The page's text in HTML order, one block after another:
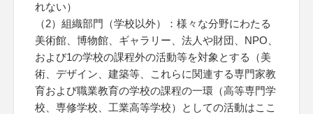
れない）
（2）組織部門（学校以外）：様々な分野にわたる
美術館、博物館、ギャラリー、法人や財団、NPO、
および1の学校の課程外の活動等を対象とする（美
術、デザイン、建築等、これらに関連する専門家教
育および職業教育の学校の課程の一環（高等専門学
校、専修学校、工業高等学校）としての活動はここ